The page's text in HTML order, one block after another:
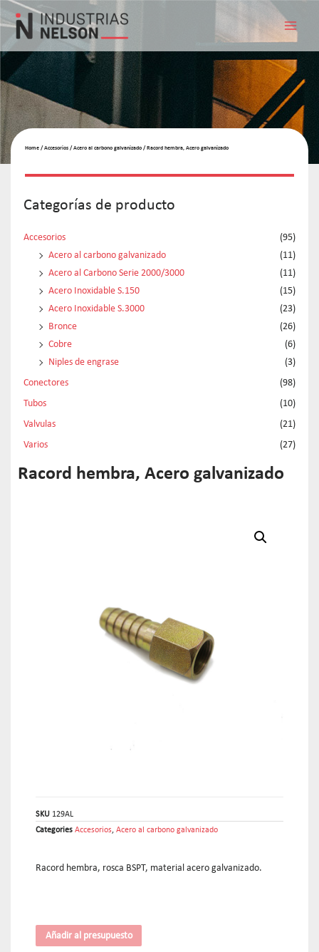
Home /Accesorios /Acero al carbono galvanizado / Racord hembra, Acero galvanizado
Categorías de producto
Accesorios
(95)
Acero al carbono galvanizado
(11)
Acero al Carbono Serie 2000/3000
(11)
Acero Inoxidable S.150
(15)
Acero Inoxidable S.3000
(23)
Bronce
(26)
Cobre
(6)
Niples de engrase
(3)
Conectores
(98)
Tubos
(10)
Valvulas
(21)
Varios
(27)
Racord hembra, Acero galvanizado
SKU 129AL
Categories Accesorios Acero al carbono galvanizado
Racord hembra, rosca BSPT, material acero galvanizado.
Añadir al presupuesto